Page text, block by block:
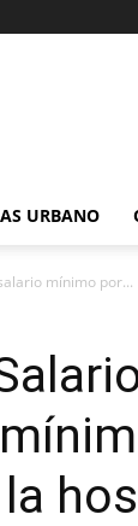
URBANO
mínimo por...